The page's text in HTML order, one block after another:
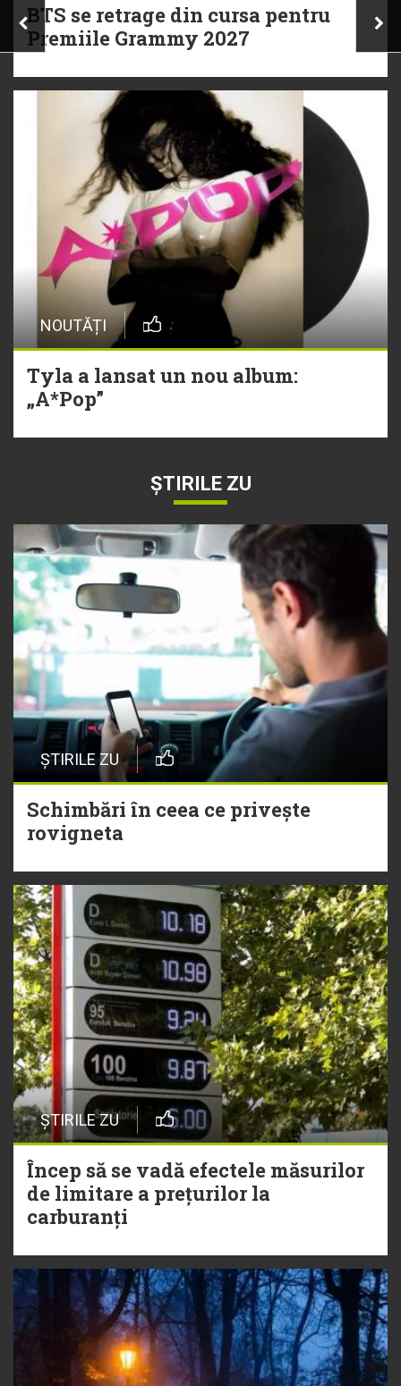
BTS se retrage din cursa pentru
Premiile Grammy 2027
NOUTĂȚI
Tyla a lansat un nou album:
„A*Pop”
ȘTIRILE ZU
ȘTIRILE ZU
Schimbări în ceea ce privește
rovigneta
ȘTIRILE ZU
Încep să se vadă efectele măsurilor
de limitare a prețurilor la
carburanți